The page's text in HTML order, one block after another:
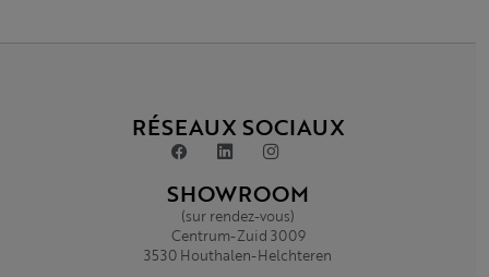
RÉSEAUX SOCIAUX
SHOWROOM
(sur rendez-vous)
Centrum-Zuid 3009
3530 Houthalen-Helchteren